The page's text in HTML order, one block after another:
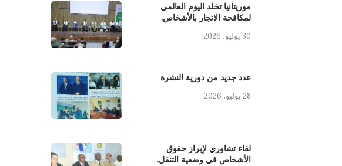
موريتانيا تخلد اليوم العالمي
لمكافحة الاتجار بالأشخاص.
30 يوليو، 2026
عدد جديد من دورية النشرة
28 يوليو، 2026
لقاء تشاوري لإبراز حقوق
الأشخاص في وضعية التنقل.